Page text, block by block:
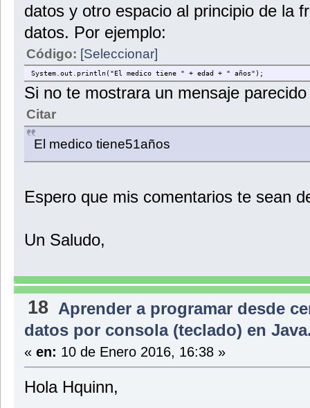
datos y otro espacio al principio de la
datos. Por ejemplo:
Código: [Seleccionar]
System.out.println("El medico tiene " + edad + " años");
Si no te mostrara un mensaje
Citar
El medico tiene51años
Espero que mis comentarios te sean
Un Saludo,
18 Aprender a programar desde
datos por consola (teclado) en
« en: 10 de Enero 2016, 16:38 »
Hola Hquinn,